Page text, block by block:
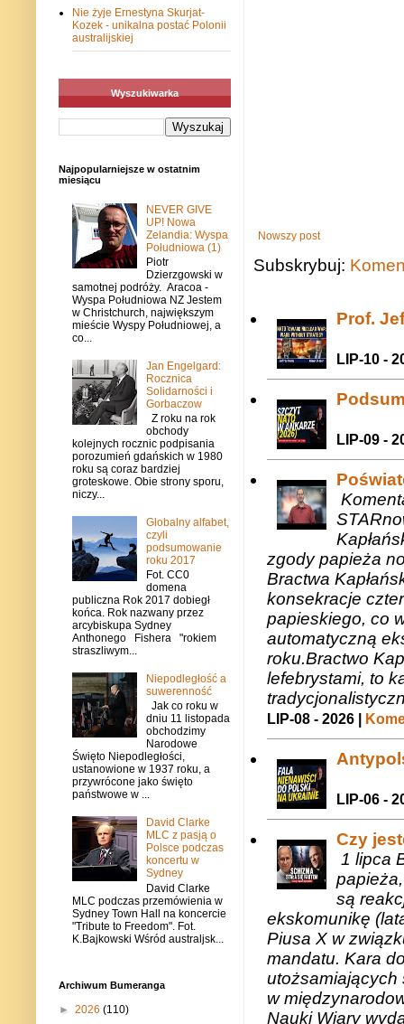
Nowszy post
Subskrybuj:
Prof.
LIP-10 -
LIP-09 -
zgody papieża
Bractwa
konsekracje
papieskiego, co
automatyczną
roku.Bractwo
lefebrystami, to
LIP-08 - 2026 |
LIP-06 -
Czy
1 lipca
są
ekskomunikę
Piusa X w
mandatu. Kara
utożsamiających
w
Nauki Wiary
Nie żyje Ernestyna Skurjat-
Kozek - unikalna postać Polonii
australijskiej
Wyszukiwarka
Najpopularniejsze w ostatnim
miesiącu
NEVER GIVE
UP! Nowa
Zelandia: Wyspa
Południowa (1)
Piotr
Dzierzgowski w
samotnej podróży. Aracoa -
Wyspa Południowa NZ Jestem
w Christchurch, największym
mieście Wyspy Południowej, a
co...
Jan Engelgard:
Rocznica
Solidarności i
Gorbaczow
Z roku na rok
obchody
kolejnych rocznic podpisania
porozumień gdańskich w 1980
roku są coraz bardziej
groteskowe. Obie strony sporu,
niczy...
Globalny alfabet,
czyli
podsumowanie
roku 2017
Fot. CC0
domena
publiczna Rok 2017 dobiegł
końca. Rok nazwany przez
arcybiskupa Sydney
Anthonego Fishera "rokiem
straszliwym...
Niepodległość a
suwerenność
Jak co roku w
dniu 11 listopada
obchodzimy
Narodowe
Święto Niepodległości,
ustanowione w 1937 roku, a
przywrócone jako święto
państwowe w ...
David Clarke
MLC z pasją o
Polsce podczas
koncertu w
Sydney
David Clarke
MLC podczas przemówienia w
Sydney Town Hall na koncercie
"Tribute to Freedom". Fot.
K.Bajkowski Wśród australjsk...
Archiwum Bumeranga
► 2026 (110)